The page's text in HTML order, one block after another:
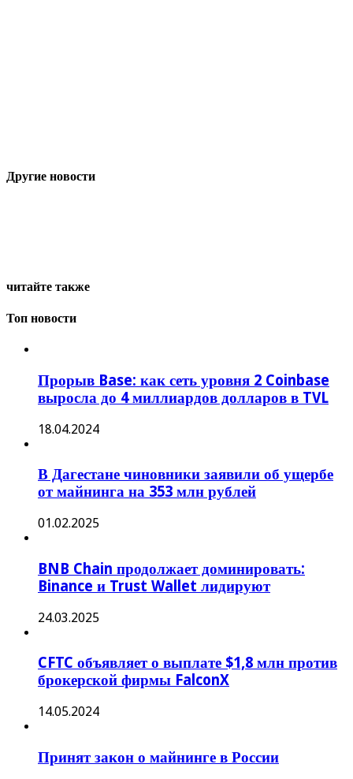
Другие новости
читайте также
Топ новости
Прорыв Base: как сеть уровня 2 Coinbase
выросла до 4 миллиардов долларов в TVL
18.04.2024
В Дагестане чиновники заявили об ущербе
от майнинга на 353 млн рублей
01.02.2025
BNB Chain продолжает доминировать:
Binance и Trust Wallet лидируют
24.03.2025
CFTC объявляет о выплате $1,8 млн против
брокерской фирмы FalconX
14.05.2024
Принят закон о майнинге в России